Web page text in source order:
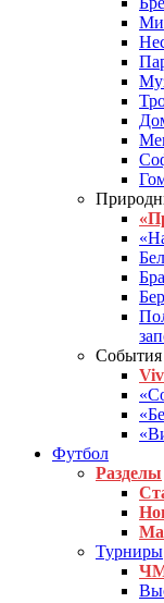
События
Футбол
Разделы
Турниры